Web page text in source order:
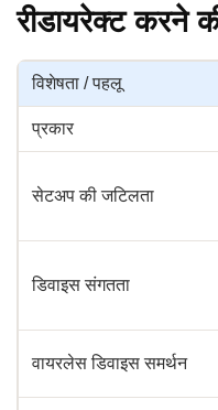
रीडायरेक्ट करने
विशेषता / पहलू
प्रकार
सेटअप की जटिलता
डिवाइस संगतता
वायरलेस डिवाइस समर्थन